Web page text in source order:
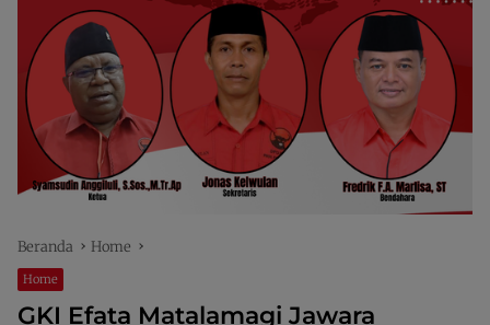
Beranda Home
Home
GKI Efata Matalamagi Jawara